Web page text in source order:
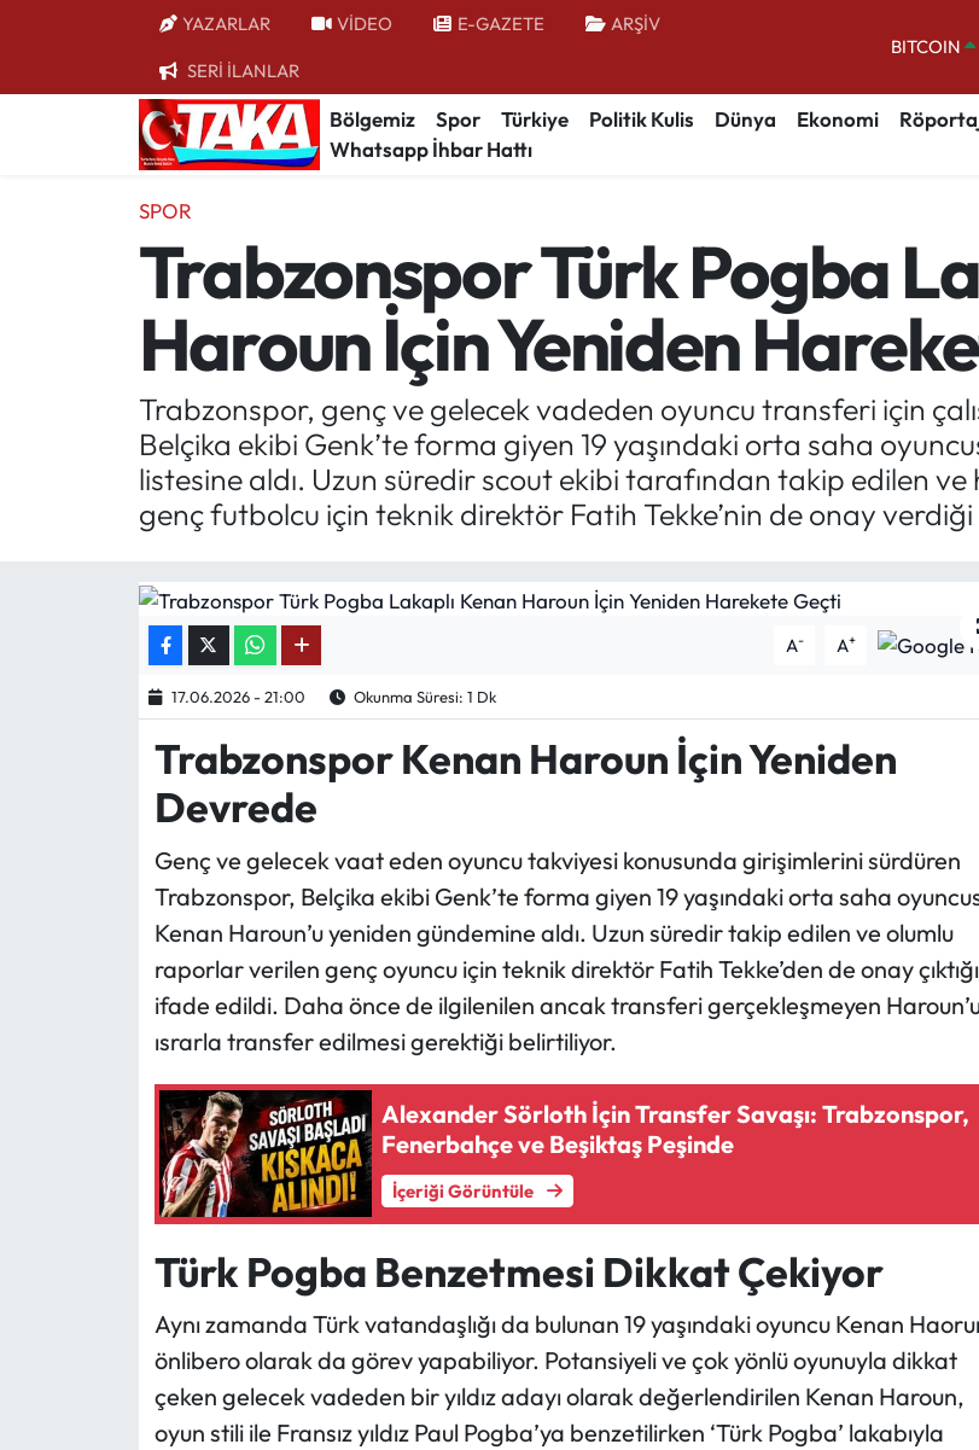
YAZARLAR VİDEO E-GAZETE ARŞİV
SERİ İLANLAR
BITCOIN
DOLAR
EURO
Bölgemiz Spor Türkiye Politik Kulis Dünya Ekonomi
Whatsapp İhbar Hattı
SPOR
Trabzonspor Türk Pogba
Haroun İçin Yeniden
Trabzonspor, genç ve gelecek vadeden oyuncu transferi için
Belçika ekibi Genk’te forma giyen 19 yaşındaki orta saha
listesine aldı. Uzun süredir scout ekibi tarafından takip edilen
genç futbolcu için teknik direktör Fatih Tekke’nin de onay
A- A+
17.06.2026 - 21:00 Okunma Süresi: 1 Dk
Trabzonspor Kenan Haroun İçin Yeniden
Devrede
Genç ve gelecek vaat eden oyuncu takviyesi konusunda girişimlerini sürdüren
Trabzonspor, Belçika ekibi Genk’te forma giyen 19 yaşındaki orta saha
Kenan Haroun’u yeniden gündemine aldı. Uzun süredir takip edilen ve olumlu
raporlar verilen genç oyuncu için teknik direktör Fatih Tekke’den de onay çıktığı
ifade edildi. Daha önce de ilgilenilen ancak transferi gerçekleşmeyen
ısrarla transfer edilmesi gerektiği belirtiliyor.
Alexander Sörloth İçin Transfer Savaşı: Trabzonspor,
Fenerbahçe ve Beşiktaş Peşinde
İçeriği Görüntüle
Türk Pogba Benzetmesi Dikkat Çekiyor
Aynı zamanda Türk vatandaşlığı da bulunan 19 yaşındaki oyuncu Kenan
önlibero olarak da görev yapabiliyor. Potansiyeli ve çok yönlü oyunuyla dikkat
çeken gelecek vadeden bir yıldız adayı olarak değerlendirilen Kenan Haroun,
oyun stili ile Fransız yıldız Paul Pogba’ya benzetilirken ‘Türk Pogba’ lakabıyla
Bölgemiz
Kültür/Sanat
Politik Kulis
Magazin
Mektup Galeri
Köşe Yazıları
Karikatür Galeri
Spor Yazıları
Trabzon Nöbetçi Eczaneler
Trabzon Hava Durumu
Trabzon Trafik Yoğunluk Haritası
Süper Lig Puan Durumu ve Fikstür
Tüm Manşetler
Son Dakika Haberleri
Haber Arşivi